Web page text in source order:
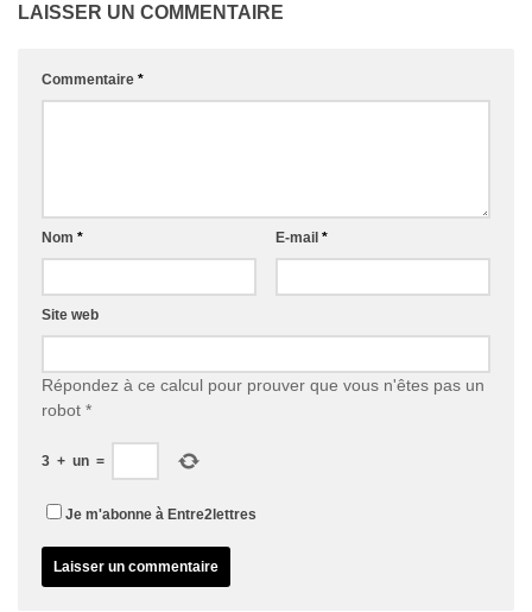
LAISSER UN COMMENTAIRE
Commentaire *
Nom * E-mail *
Site web
Répondez à ce calcul pour prouver que vous n'êtes pas un
robot *
3 + un =
Je m'abonne à Entre2lettres